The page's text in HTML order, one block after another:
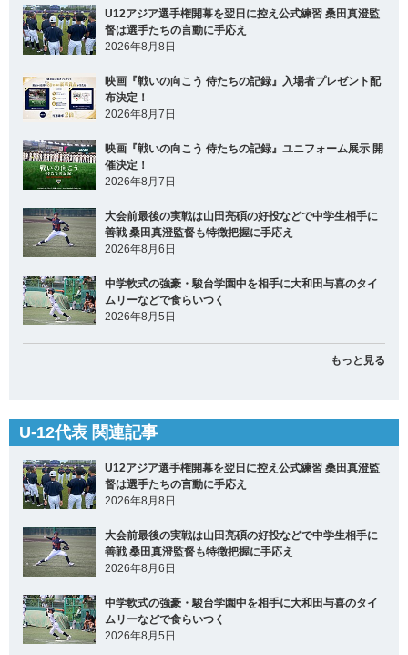
U12アジア選手権開幕を翌日に控え公式練習 桑田真澄監
督は選手たちの言動に手応え
2026年8月8日
映画『戦いの向こう 侍たちの記録』入場者プレゼント配
布決定！
2026年8月7日
映画『戦いの向こう 侍たちの記録』ユニフォーム展示 開
催決定！
2026年8月7日
大会前最後の実戦は山田亮碩の好投などで中学生相手に
善戦 桑田真澄監督も特徴把握に手応え
2026年8月6日
中学軟式の強豪・駿台学園中を相手に大和田与喜のタイ
ムリーなどで食らいつく
2026年8月5日
もっと見る
U-12代表 関連記事
U12アジア選手権開幕を翌日に控え公式練習 桑田真澄監
督は選手たちの言動に手応え
2026年8月8日
大会前最後の実戦は山田亮碩の好投などで中学生相手に
善戦 桑田真澄監督も特徴把握に手応え
2026年8月6日
中学軟式の強豪・駿台学園中を相手に大和田与喜のタイ
ムリーなどで食らいつく
2026年8月5日